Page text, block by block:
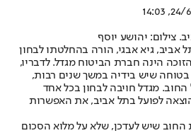
24/6/
צילום: יהושע יוסף
גיא אבגי, הורה בהחלטתו לבחון
הזוכה הינה חברת הביטוח מגדל. לדבריו,
שיש בידיה במשך שנים רבות,
מגדל חויבה לבחון בכל אחד
לפועל בתל אביב, את האפשרות
שיש לעדכן, שלא על מלוא הסכום